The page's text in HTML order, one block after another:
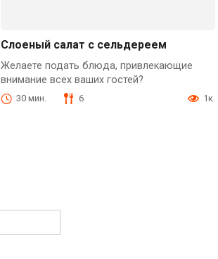
Слоеный салат с сельдереем
Желаете подать блюда, привлекающие
внимание всех ваших гостей?
30 мин. 6 1к.